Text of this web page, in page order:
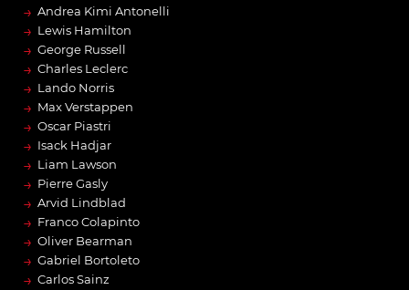
→ Andrea Kimi Antonelli
→ Lewis Hamilton
→ George Russell
→ Charles Leclerc
→ Lando Norris
→ Max Verstappen
→ Oscar Piastri
→ Isack Hadjar
→ Liam Lawson
→ Pierre Gasly
→ Arvid Lindblad
→ Franco Colapinto
→ Oliver Bearman
→ Gabriel Bortoleto
→ Carlos Sainz